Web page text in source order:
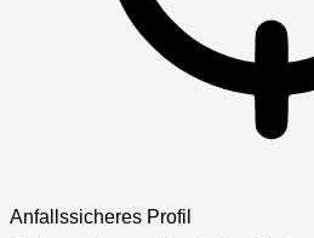
Anfallssicheres Profil